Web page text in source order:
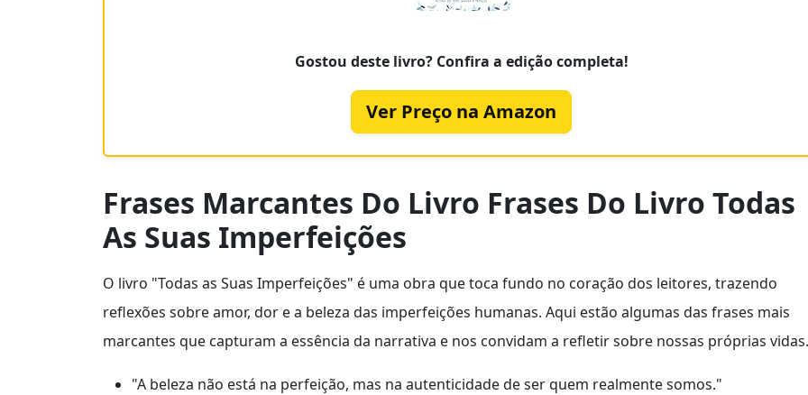
Gostou deste livro? Confira a edição completa!
Ver Preço na Amazon
Frases Marcantes Do Livro Frases Do Livro Todas
As Suas Imperfeições
O livro "Todas as Suas Imperfeições" é uma obra que toca fundo no coração dos leitores, trazendo
reflexões sobre amor, dor e a beleza das imperfeições humanas. Aqui estão algumas das frases mais
marcantes que capturam a essência da narrativa e nos convidam a refletir sobre nossas próprias vidas.
"A beleza não está na perfeição, mas na autenticidade de ser quem realmente somos."